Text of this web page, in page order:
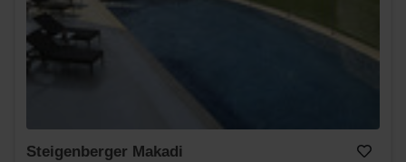
Steigenberger Makadi